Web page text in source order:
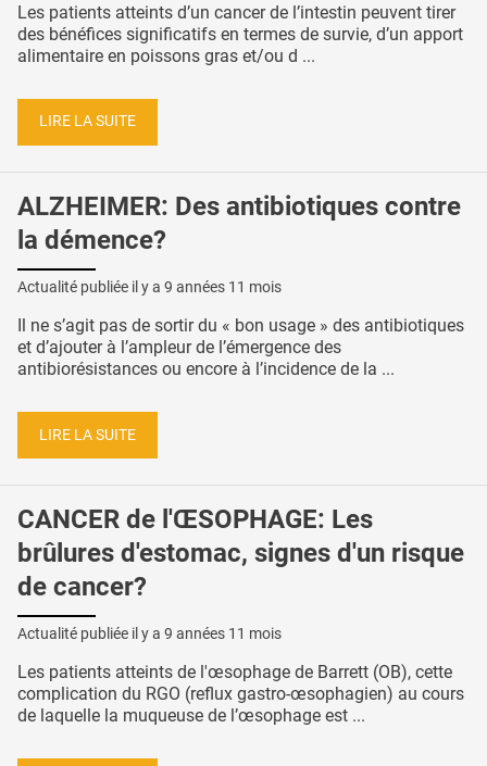
Les patients atteints d’un cancer de l’intestin peuvent tirer
des bénéfices significatifs en termes de survie, d’un apport
alimentaire en poissons gras et/ou d ...
LIRE LA SUITE
ALZHEIMER: Des antibiotiques contre
la démence?
Actualité publiée il y a 9 années 11 mois
Il ne s’agit pas de sortir du « bon usage » des antibiotiques
et d’ajouter à l’ampleur de l’émergence des
antibiorésistances ou encore à l’incidence de la ...
LIRE LA SUITE
CANCER de l'ŒSOPHAGE: Les
brûlures d'estomac, signes d'un risque
de cancer?
Actualité publiée il y a 9 années 11 mois
Les patients atteints de l'œsophage de Barrett (OB), cette
complication du RGO (reflux gastro-œsophagien) au cours
de laquelle la muqueuse de l’œsophage est ...